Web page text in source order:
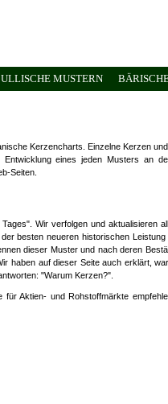
MUSTERN
Kerzencharts. Einzelne Kerzen
eines jeden Musters an
Seiten.
Wir verfolgen und aktualisieren
besten neueren historischen
dieser Muster und nach deren
haben auf dieser Seite auch erklärt,
"Warum Kerzen?".
Aktien- und Rohstoffmärkte